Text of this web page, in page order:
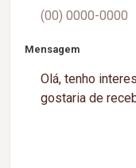
Mensagem